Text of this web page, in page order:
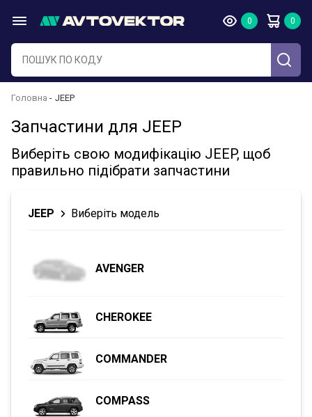
Головна JEEP
Запчастини для JEEP
Виберіть свою модифікацію JEEP, щоб
правильно підібрати запчастини
JEEP Виберіть модель
AVENGER
CHEROKEE
COMMANDER
COMPASS